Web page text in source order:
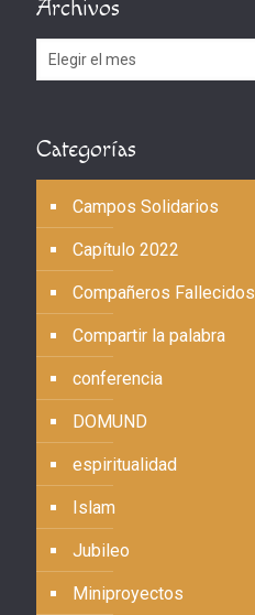
Archivos
Archivos
Categorías
Campos Solidarios
Capítulo 2022
Compañeros Fallecidos
Compartir la palabra
conferencia
DOMUND
espiritualidad
Islam
Jubileo
Miniproyectos